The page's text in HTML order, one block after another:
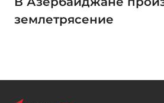
землетрясение